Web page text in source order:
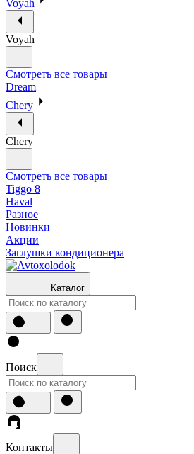
Voyah
Voyah
Смотреть все товары
Dream
Chery
Chery
Смотреть все товары
Tiggo 8
Haval
Разное
Новинки
Акции
Заглушки кондиционера
Каталог
Поиск
Контакты